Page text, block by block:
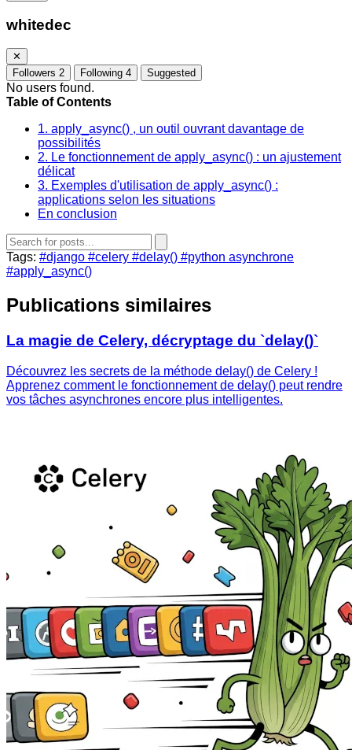
whitedec
✕
Followers 2 Following 4 Suggested
No users found.
Table of Contents
1. apply_async() , un outil ouvrant davantage de
possibilités
2. Le fonctionnement de apply_async() : un ajustement
délicat
3. Exemples d'utilisation de apply_async() :
applications selon les situations
En conclusion
Tags: #django #celery #delay() #python asynchrone
#apply_async()
Publications similaires
La magie de Celery, décryptage du `delay()`
Découvrez les secrets de la méthode delay() de Celery !
Apprenez comment le fonctionnement de delay() peut rendre
vos tâches asynchrones encore plus intelligentes.